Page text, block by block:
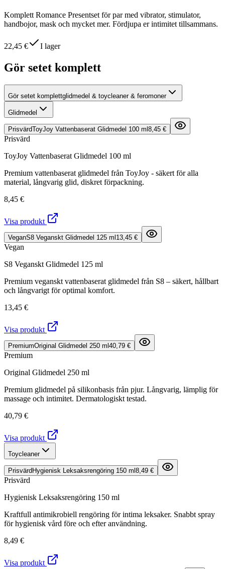
Komplett Romance Presentset för par med vibrator, stimulator,
handbojor, mask och mycket mer. Fördjupa er intimitet tillsammans.
22,45 € I lager
Gör setet komplett
Gör setet komplettglidmedel & toycleaner & feromoner
Glidmedel
PrisvärdToyJoy Vattenbaserat Glidmedel 100 ml 8,45 €
Prisvärd
ToyJoy Vattenbaserat Glidmedel 100 ml
Premium vattenbaserat glidmedel från ToyJoy - säkert för alla
material, långvarig glid, diskret förpackning.
8,45 €
Visa produkt
VeganS8 Veganskt Glidmedel 125 ml 13,45 €
Vegan
S8 Veganskt Glidmedel 125 ml
Premium veganskt vattenbaserat glidmedel från S8 – säkert, hållbart
och långvarigt för optimal komfort.
13,45 €
Visa produkt
PremiumOriginal Glidmedel 250 ml 40,79 €
Premium
Original Glidmedel 250 ml
Premium glidmedel på silikonbasis från pjur. Långvarig, lämplig för
massage och intimitet. Dermatologiskt testad.
40,79 €
Visa produkt
Toycleaner
Prisvärd Hygienisk Leksaksrengöring 150 ml 8,49 €
Prisvärd
Hygienisk Leksaksrengöring 150 ml
Kraftfull antimikrobiell rengöring för intima leksaker. Snabbt spray
för hygienisk vård före och efter användning.
8,49 €
Visa produkt